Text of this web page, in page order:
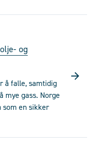
og
å falle, samtidig
mye gass. Norge
som en sikker